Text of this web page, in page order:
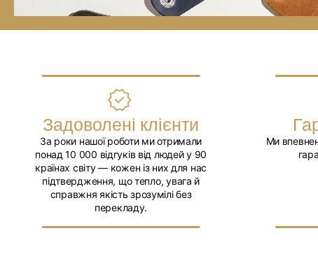
Задоволені клієнти
За роки нашої роботи ми отримали
понад 10 000 відгуків від людей у 90
країнах світу — кожен із них для нас
підтвердження, що тепло, увага й
справжня якість зрозумілі без
перекладу.
Ми